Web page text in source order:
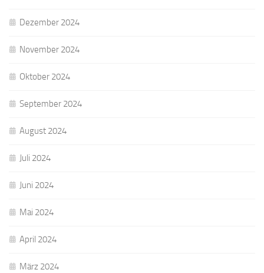
Dezember 2024
November 2024
Oktober 2024
September 2024
August 2024
Juli 2024
Juni 2024
Mai 2024
April 2024
März 2024